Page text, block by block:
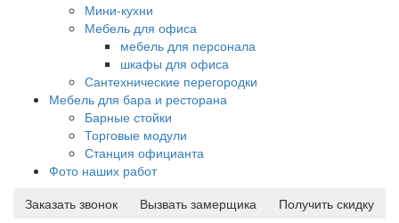
Мини-кухни
Мебель для офиса
мебель для персонала
шкафы для офиса
Сантехнические перегородки
Мебель для бара и ресторана
Барные стойки
Торговые модули
Станция официанта
Фото наших работ
Заказать звонок
Вызвать замерщика
Получить скидку